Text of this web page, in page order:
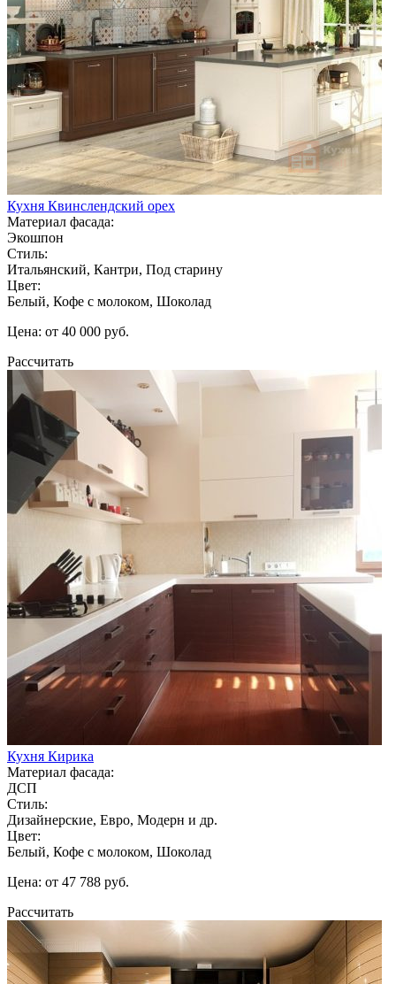
Кухня Квинслендский орех
Материал фасада:
Экошпон
Стиль:
Итальянский, Кантри, Под старину
Цвет:
Белый, Кофе с молоком, Шоколад
Цена: от 40 000 руб.
Рассчитать
Кухня Кирика
Материал фасада:
ДСП
Стиль:
Дизайнерские, Евро, Модерн и др.
Цвет:
Белый, Кофе с молоком, Шоколад
Цена: от 47 788 руб.
Рассчитать